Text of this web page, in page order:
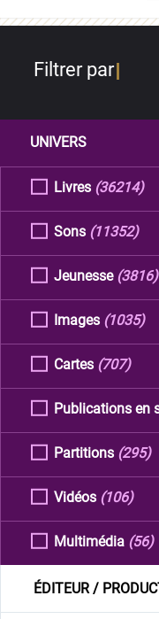
Filtrer par
UNIVERS
Livres (36214)
Sons (11352)
Jeunesse (3816)
Images (1035)
Cartes (707)
Publications en
Partitions (295)
Vidéos (106)
Multimédia (56)
ÉDITEUR /